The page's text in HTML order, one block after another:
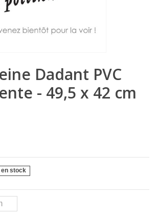
Dadant PVC
- 49,5 x 42 cm
stock